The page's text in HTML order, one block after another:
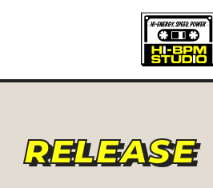
RELEASE